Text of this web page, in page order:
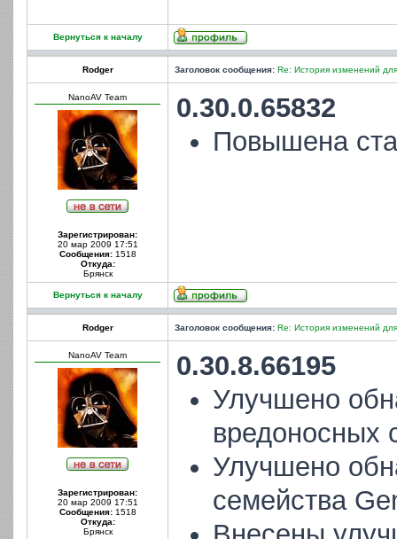
Вернуться к началу
Rodger Заголовок сообщения: Re: История изменений
NanoAV Team
Зарегистрирован:
20 мар 2009 17:51
Сообщения:1518
Откуда:
Брянск
0.30.0.65832
Повышена
Вернуться к началу
Rodger Заголовок сообщения: Re: История изменений
NanoAV Team
Зарегистрирован:
20 мар 2009 17:51
Сообщения:1518
Откуда:
Брянск
0.30.8.66195
Улучшено
вредоносных
Улучшено
семейства